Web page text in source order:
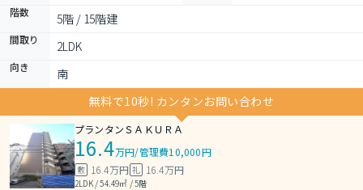
階数 5階 / 15階建
間取り 2LDK
向き
南
無料で10秒! カンタンお問い合わせ
プランタンＳＡＫＵＲＡ
16.4万円/管理費10,000円
敷 16.4万円 礼 16.4万円
2LDK / 54.49㎡ / 5階